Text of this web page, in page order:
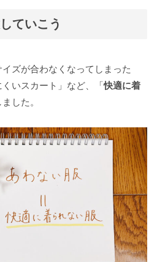
ていこう
イズが合わなくなってしまった
いスカート」など、「快適に着
した。